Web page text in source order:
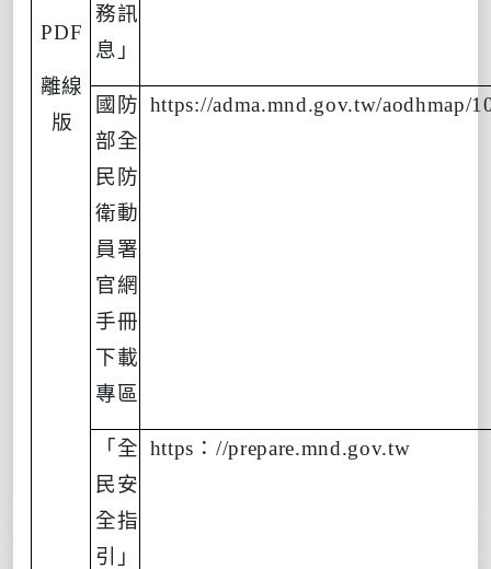
PDF
離線
版
務訊
息」
國防
部全
民防
衛動
員署
官網
手冊
下載
專區
https://adma.mnd.gov.tw/aodhmap/
「全
民安
全指
引」
https ： //prepare.mnd.gov.tw